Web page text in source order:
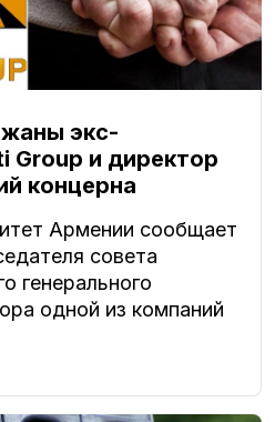
экс-
Group и директор
концерна
Армении сообщает
совета
генерального
одной из компаний